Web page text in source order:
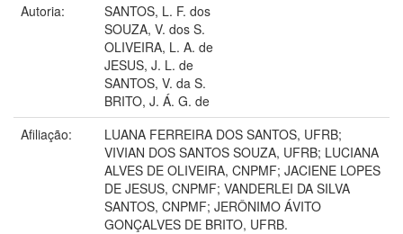
Autoria:
SANTOS, L. F. dos
SOUZA, V. dos S.
OLIVEIRA, L. A. de
JESUS, J. L. de
SANTOS, V. da S.
BRITO, J. Á. G. de
Afiliação:
LUANA FERREIRA DOS SANTOS, UFRB;
VIVIAN DOS SANTOS SOUZA, UFRB; LUCIANA
ALVES DE OLIVEIRA, CNPMF; JACIENE LOPES
DE JESUS, CNPMF; VANDERLEI DA SILVA
SANTOS, CNPMF; JERÔNIMO ÁVITO
GONÇALVES DE BRITO, UFRB.